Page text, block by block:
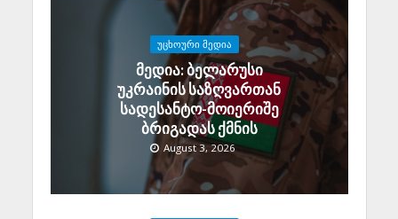
ᲣᲪᲮᲝᲣᲠᲘ ᲛᲔᲓᲘᲐ
მედია: ბელარუსი
უკრაინის საზღვართან
სადესანტო-მოიერიშე
ბრიგადას ქმნის
August 3, 2026